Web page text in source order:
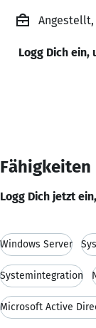
Angestellt,
Logg Dich ein,
Logg Dich jetzt
Windows Server
Systemintegration
Microsoft Active